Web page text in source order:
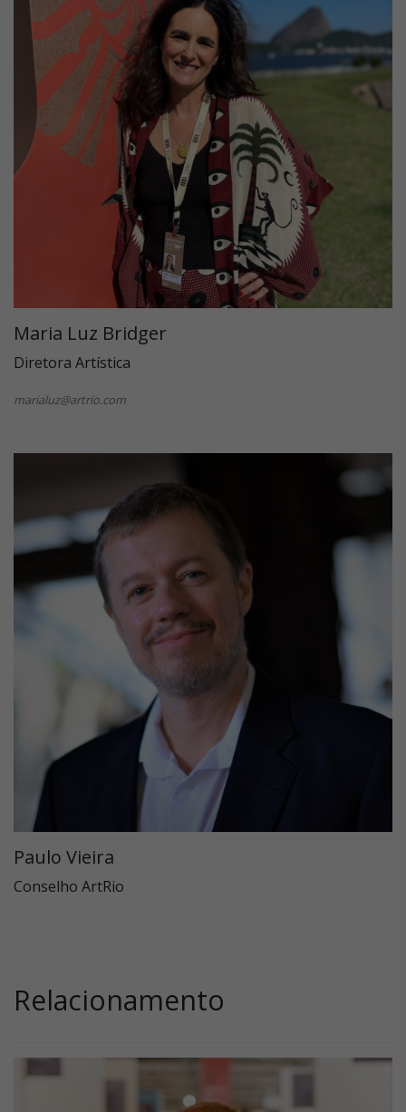
Maria Luz Bridger
Diretora Artística
marialuz@artrio.com
Paulo Vieira
Conselho ArtRio
Relacionamento